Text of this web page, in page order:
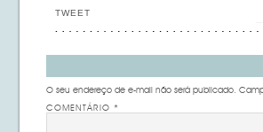
TWEET
O seu endereço de e-mail não será publicado.
COMENTÁRIO *